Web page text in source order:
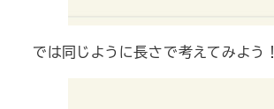
では同じように長さで考えてみよう！